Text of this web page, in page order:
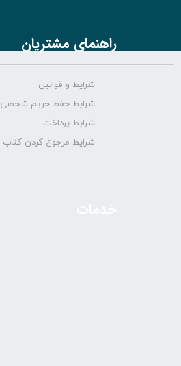
راهنمای مشتریان
شرایط و قوانین
شرایط حفظ حریم شخصی
شرایط پرداخت
شرایط مرجوع کردن کتاب